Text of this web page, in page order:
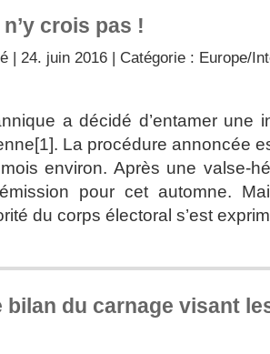
crois pas !
| 24. juin 2016 | Catégorie : Europe/
a décidé d’entamer une
La procédure annoncée
environ. Après une valse-
pour cet automne.
du corps électoral s’est
bilan du carnage visant